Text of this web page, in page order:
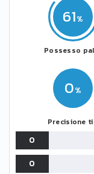
61
Possesso
0
Precisione
0
0